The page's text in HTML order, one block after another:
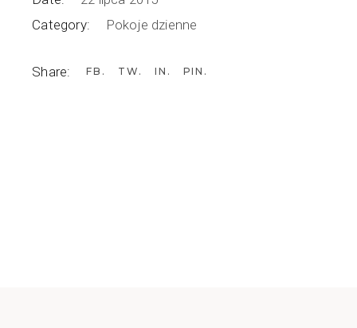
Category:
Pokoje dzienne
Share: FB TW IN PIN